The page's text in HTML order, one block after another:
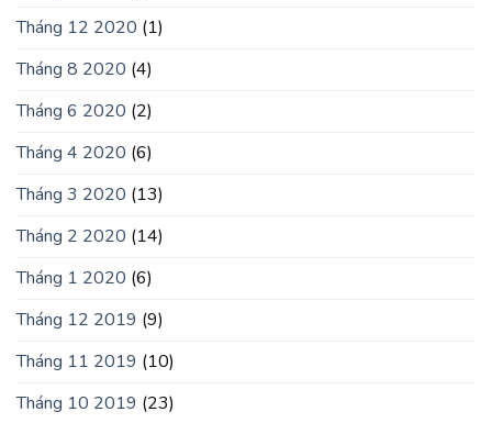
Tháng 12 2020 (1)
Tháng 8 2020 (4)
Tháng 6 2020 (2)
Tháng 4 2020 (6)
Tháng 3 2020 (13)
Tháng 2 2020 (14)
Tháng 1 2020 (6)
Tháng 12 2019 (9)
Tháng 11 2019 (10)
Tháng 10 2019 (23)